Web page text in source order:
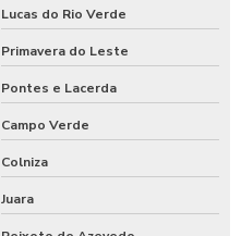
Lucas do Rio Verde
Primavera do Leste
Pontes e Lacerda
Campo Verde
Colniza
Juara